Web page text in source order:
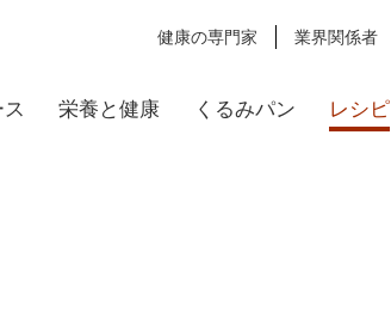
健康の専門家 業界関係者
栄養と健康 くるみパン レシピ